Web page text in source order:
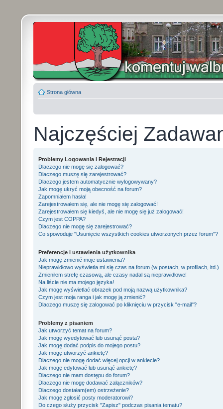
Strona główna
Najczęściej
Problemy Logowania i Rejestracji
Dlaczego nie mogę się zalogować?
Dlaczego muszę się zarejestrować?
Dlaczego jestem automatycznie wylogowywany?
Jak mogę ukryć moją obecność na forum?
Zapomniałem hasła!
Zarejestrowałem się, ale nie mogę się zalogować!
Zarejestrowałem się kiedyś, ale nie mogę się już zalogować!
Czym jest COPPA?
Dlaczego nie mogę się zarejestrować?
Co spowoduje "Usunięcie wszystkich cookies utworzonych przez forum"?
Preferencje i ustawienia użytkownika
Jak mogę zmienić moje ustawienia?
Nieprawidłowo wyświetla mi się czas na forum (w postach, w profilach, itd.)
Zmieniłem strefę czasową, ale czasy nadal są nieprawidłowe!
Na liście nie ma mojego języka!
Jak mogę wyświetlać obrazek pod moją nazwą użytkownika?
Czym jest moja ranga i jak mogę ją zmienić?
Dlaczego muszę się zalogować po kliknięciu w przycisk "e-mail"?
Problemy z pisaniem
Jak utworzyć temat na forum?
Jak mogę wyedytować lub usunąć posta?
Jak mogę dodać podpis do mojego postu?
Jak mogę utworzyć ankietę?
Dlaczego nie mogę dodać więcej opcji w ankiecie?
Jak mogę edytować lub usunąć ankietę?
Dlaczego nie mam dostępu do forum?
Dlaczego nie mogę dodawać załączników?
Dlaczego dostałam(em) ostrzeżenie?
Jak mogę zgłosić posty moderatorowi?
Do czego służy przycisk "Zapisz" podczas pisania tematu?